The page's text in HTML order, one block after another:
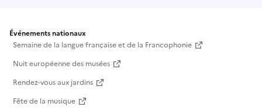
"classe écologique", consciente des limites
planétaires et désireuse de repenser nos modes de
vie. À la croisée du documentaire politique, de la
est temps d’atterrir » propose un regard sensible et
lucide sur l’urgence de changer de cap. Un film
Événements nationaux
Semaine de la langue française et de la Francophonie
Nuit européenne des musées
Rendez-vous aux jardins
Fête de la musique